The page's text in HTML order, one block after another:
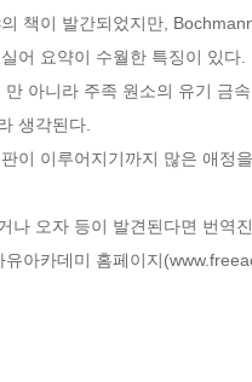
책이 발간되었지만,
어 요약이 수월한 특징이 있다.
아니라 주족 원소의 유기 금
생각된다.
이 이루어지기까지 많은 애정
나 오자 등이 발견된다면 번역
아카데미 홈페이지